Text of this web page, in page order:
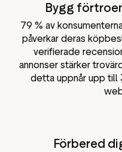
Bygg
79 % av
påverkar deras
verifierade
annonser stärker
detta uppnår upp till
Förbered